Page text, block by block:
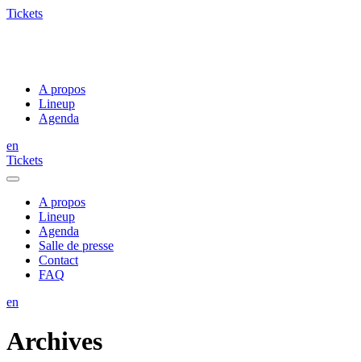
Tickets
A propos
Lineup
Agenda
en
Tickets
A propos
Lineup
Agenda
Salle de presse
Contact
FAQ
en
Archives